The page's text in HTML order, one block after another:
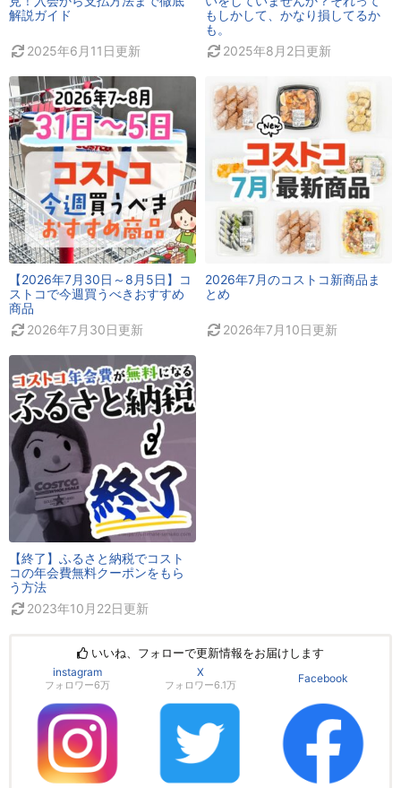
解説ガイド
2025年6月11日更新
もしかして、かなり損してるか
も。
2025年8月2日更新
【2026年7月30日～8月5日】コ
ストコで今週買うべきおすすめ
商品
2026年7月30日更新
2026年7月のコストコ新商品ま
とめ
2026年7月10日更新
【終了】ふるさと納税でコスト
コの年会費無料クーポンをもら
う方法
2023年10月22日更新
いいね、フォローで更新情報をお届けします
instagram
フォロワー6万
X
フォロワー6.1万
Facebook